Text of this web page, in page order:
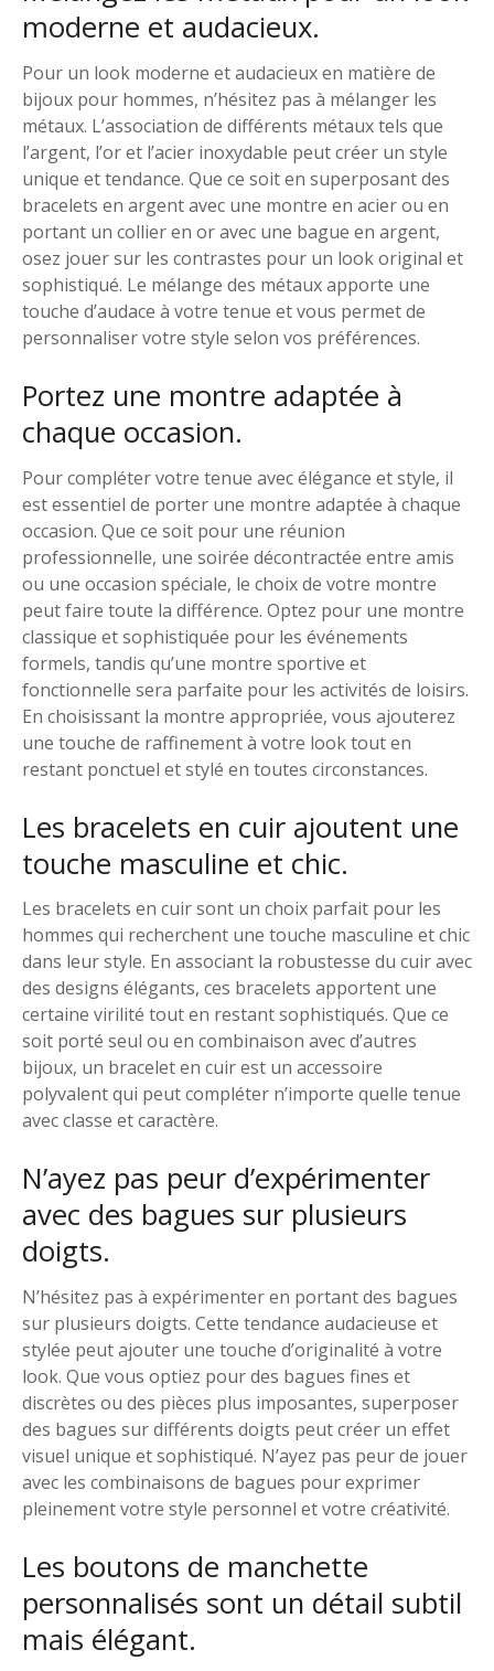
moderne et audacieux.
Pour un look moderne et audacieux en matière de
bijoux pour hommes, n’hésitez pas à mélanger les
métaux. L’association de différents métaux tels que
l’argent, l’or et l’acier inoxydable peut créer un style
unique et tendance. Que ce soit en superposant des
bracelets en argent avec une montre en acier ou en
portant un collier en or avec une bague en argent,
osez jouer sur les contrastes pour un look original et
sophistiqué. Le mélange des métaux apporte une
touche d’audace à votre tenue et vous permet de
personnaliser votre style selon vos préférences.
Portez une montre adaptée à
chaque occasion.
Pour compléter votre tenue avec élégance et style, il
est essentiel de porter une montre adaptée à chaque
occasion. Que ce soit pour une réunion
professionnelle, une soirée décontractée entre amis
ou une occasion spéciale, le choix de votre montre
peut faire toute la différence. Optez pour une montre
classique et sophistiquée pour les événements
formels, tandis qu’une montre sportive et
fonctionnelle sera parfaite pour les activités de loisirs.
En choisissant la montre appropriée, vous ajouterez
une touche de raffinement à votre look tout en
restant ponctuel et stylé en toutes circonstances.
Les bracelets en cuir ajoutent une
touche masculine et chic.
Les bracelets en cuir sont un choix parfait pour les
hommes qui recherchent une touche masculine et chic
dans leur style. En associant la robustesse du cuir avec
des designs élégants, ces bracelets apportent une
certaine virilité tout en restant sophistiqués. Que ce
soit porté seul ou en combinaison avec d’autres
bijoux, un bracelet en cuir est un accessoire
polyvalent qui peut compléter n’importe quelle tenue
avec classe et caractère.
N’ayez pas peur d’expérimenter
avec des bagues sur plusieurs
doigts.
N’hésitez pas à expérimenter en portant des bagues
sur plusieurs doigts. Cette tendance audacieuse et
stylée peut ajouter une touche d’originalité à votre
look. Que vous optiez pour des bagues fines et
discrètes ou des pièces plus imposantes, superposer
des bagues sur différents doigts peut créer un effet
visuel unique et sophistiqué. N’ayez pas peur de jouer
avec les combinaisons de bagues pour exprimer
pleinement votre style personnel et votre créativité.
Les boutons de manchette
personnalisés sont un détail subtil
mais élégant.